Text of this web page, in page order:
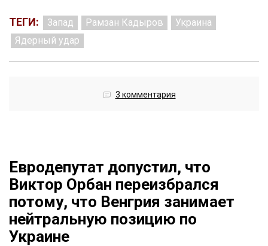
ТЕГИ: Запад Рамзан Кадыров
Украина
Ядерный удар
3 комментария
Евродепутат допустил, что
Виктор Орбан переизбрался
потому, что Венгрия занимает
нейтральную позицию по
Украине